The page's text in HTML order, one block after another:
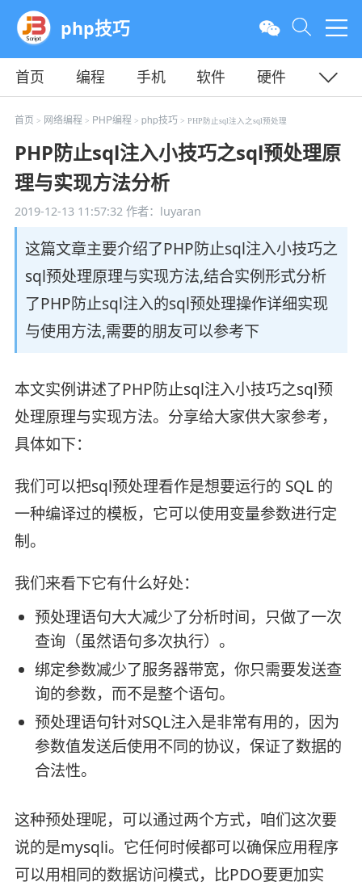
php技巧
首页 编程 手机 软件
硬件
教程
平面 服务器
首页 > 网络编程 > PHP编程 > php技巧 > PHP防止sql注入之sql预处理
PHP防止sql注入小技巧之sql预处理原
理与实现方法分析
2019-12-13 11:57:32作者：luyaran
这篇文章主要介绍了PHP防止sql注入小技巧之
sql预处理原理与实现方法,结合实例形式分析
了PHP防止sql注入的sql预处理操作详细实现
与使用方法,需要的朋友可以参考下
本文实例讲述了PHP防止sql注入小技巧之sql预
处理原理与实现方法。分享给大家供大家参考，
具体如下：
我们可以把sql预处理看作是想要运行的 SQL 的
一种编译过的模板，它可以使用变量参数进行定
制。
我们来看下它有什么好处：
预处理语句大大减少了分析时间，只做了一次
查询（虽然语句多次执行）。
绑定参数减少了服务器带宽，你只需要发送查
询的参数，而不是整个语句。
预处理语句针对SQL注入是非常有用的，因为
参数值发送后使用不同的协议，保证了数据的
合法性。
这种预处理呢，可以通过两个方式，咱们这次要
说的是mysqli。它任何时候都可以确保应用程序
可以用相同的数据访问模式，比PDO要更加实